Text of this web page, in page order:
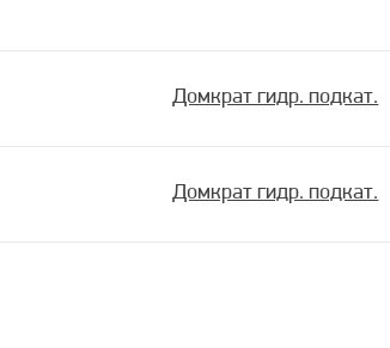
Домкрат гидр. подкат.
Домкрат гидр. подкат.